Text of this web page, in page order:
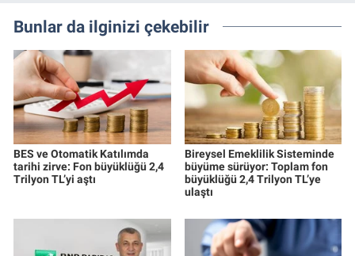
Bunlar da ilginizi çekebilir
BES ve Otomatik Katılımda
tarihi zirve: Fon büyüklüğü 2,4
Trilyon TL’yi aştı
Bireysel Emeklilik Sisteminde
büyüme sürüyor: Toplam fon
büyüklüğü 2,4 Trilyon TL’ye
ulaştı